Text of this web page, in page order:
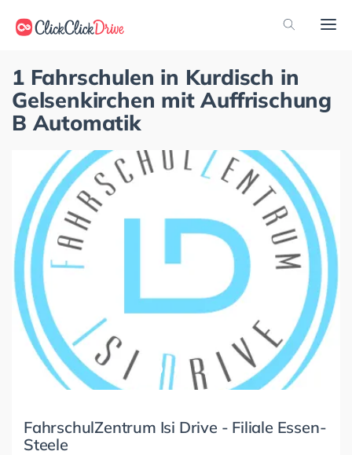
1 Fahrschulen in Kurdisch in
Gelsenkirchen mit Auffrischung
B Automatik
FahrschulZentrum Isi Drive - Filiale Essen-
Steele